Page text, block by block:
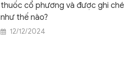
thuốc cổ phương và được ghi
như thế nào?
12/12/2024